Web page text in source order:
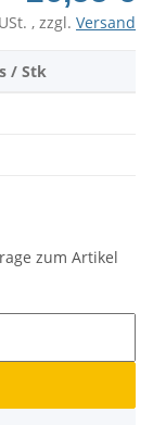
, zzgl. Versand
/ Stk
zum Artikel